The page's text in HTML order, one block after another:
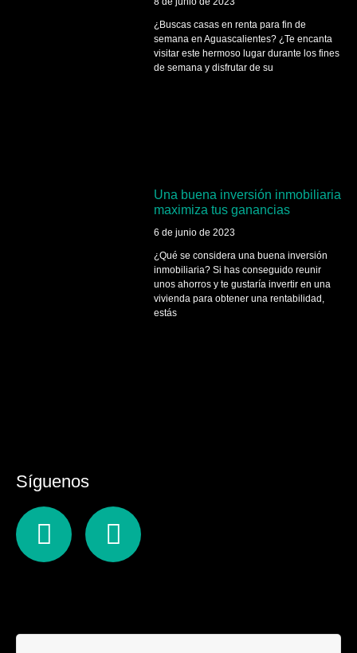
¿Buscas casas en renta para fin de
semana en Aguascalientes? ¿Te encanta
visitar este hermoso lugar durante los fines
de semana y disfrutar de su
Una buena inversión inmobiliaria
maximiza tus ganancias
6 de junio de 2023
¿Qué se considera una buena inversión
inmobiliaria? Si has conseguido reunir
unos ahorros y te gustaría invertir en una
vivienda para obtener una rentabilidad,
estás
Síguenos